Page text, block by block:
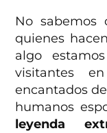
No
quienes
algo
visitantes
encantados
humanos
leyenda